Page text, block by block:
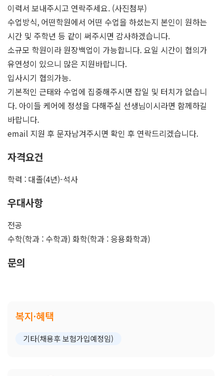
이력서 보내주시고 연락주세요. (사진첨부)
수업방식, 어떤학원에서 어떤 수업을 하셨는지 본인이 원하는
시간 및 주학년 등 같이 써주시면 감사하겠습니다.
소규모 학원이라 원장백업이 가능합니다. 요일 시간이 협의가
유연성이 있으니 많은 지원바랍니다.
입사시기 협의가능.
기본적인 근태와 수업에 집중해주시면 잡일 및 터치가 없습니
다. 아이들 케어에 정성을 다해주실 선생님이시라면 함께하길
바랍니다.
email 지원 후 문자남겨주시면 확인 후 연락드리겠습니다.
자격요건
학력 : 대졸(4년)-석사
우대사항
전공
수학(학과 : 수학과) 화학(학과 : 응용화학과)
문의
복지·혜택
기타(채용후 보험가입예정임)